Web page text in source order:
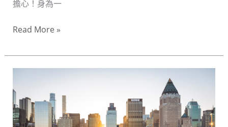
擔心！身為一
雷
店，
頂
美
味
Read More »
港
LaLaport
日